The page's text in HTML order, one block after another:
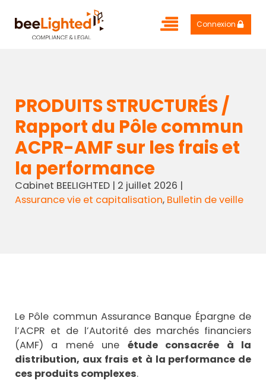
Connexion
PRODUITS STRUCTURÉS /
Rapport du Pôle commun
ACPR-AMF sur les frais et
la performance
Cabinet BEELIGHTED| 2 juillet 2026 |
Assurance vie et capitalisation, Bulletin de veille
Le Pôle commun Assurance Banque Épargne de
l’ACPR et de l’Autorité des marchés financiers
(AMF) a mené une étude consacrée à la
distribution, aux frais et à la performance de
ces produits complexes.